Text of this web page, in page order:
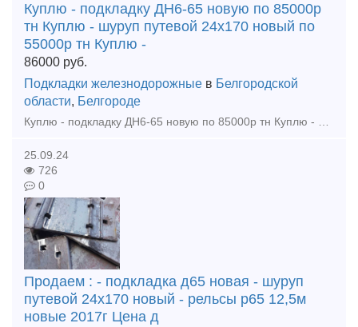
Куплю - подкладку ДН6-65 новую по 85000р
тн Куплю - шуруп путевой 24х170 новый по
55000р тн Куплю -
86000 руб.
Подкладки железнодорожные в Белгородской
области, Белгороде
Куплю - подкладку ДН6-65 новую по 85000р тн Куплю - шуруп путевой 24х170 новый по 55000р тн Куплю - костыль путовой 16х16х165 новый по 58000р тн Куплю - противоугон П65 новый по 60000р тн Куплю -
25.09.24
726
0
Продаем : - подкладка д65 новая - шуруп
путевой 24х170 новый - рельсы р65 12,5м
новые 2017г Цена д